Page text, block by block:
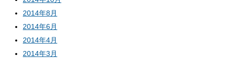
2014年8月
2014年6月
2014年4月
2014年3月